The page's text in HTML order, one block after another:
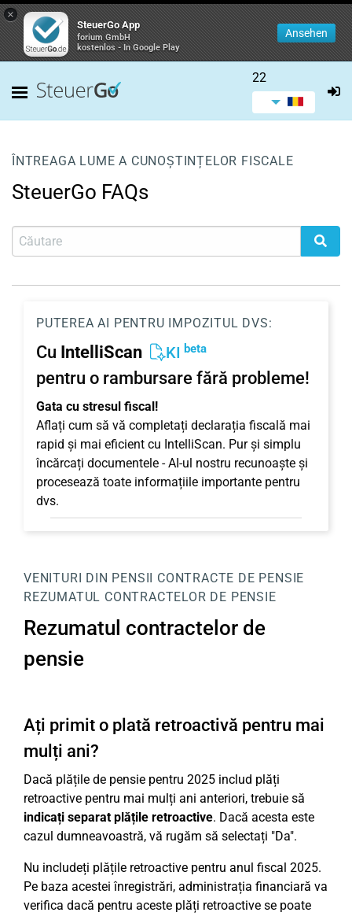
×
SteuerGo App
forium GmbH
kostenlos - In Google Play
Ansehen
22
ÎNTREAGA LUME A CUNOȘTINȚELOR FISCALE
SteuerGo FAQs
PUTEREA AI PENTRU IMPOZITUL DVS:
Cu IntelliScan KI beta
pentru o rambursare fără probleme!
Gata cu stresul fiscal!
Aflați cum să vă completați declarația fiscală mai
rapid și mai eficient cu IntelliScan. Pur și simplu
încărcați documentele - AI-ul nostru recunoaște și
procesează toate informațiile importante pentru
dvs.
VENITURI DIN PENSII CONTRACTE DE PENSIE
REZUMATUL CONTRACTELOR DE PENSIE
Rezumatul contractelor de
pensie
Ați primit o plată retroactivă pentru mai
mulți ani?
Dacă plățile de pensie pentru 2025 includ plăți
retroactive pentru mai mulți ani anteriori, trebuie să
indicați separat plățile retroactive. Dacă acesta este
cazul dumneavoastră, vă rugăm să selectați "Da".
Nu includeți plățile retroactive pentru anul fiscal 2025.
Pe baza acestei înregistrări, administrația financiară va
verifica dacă pentru aceste plăți retroactive se poate